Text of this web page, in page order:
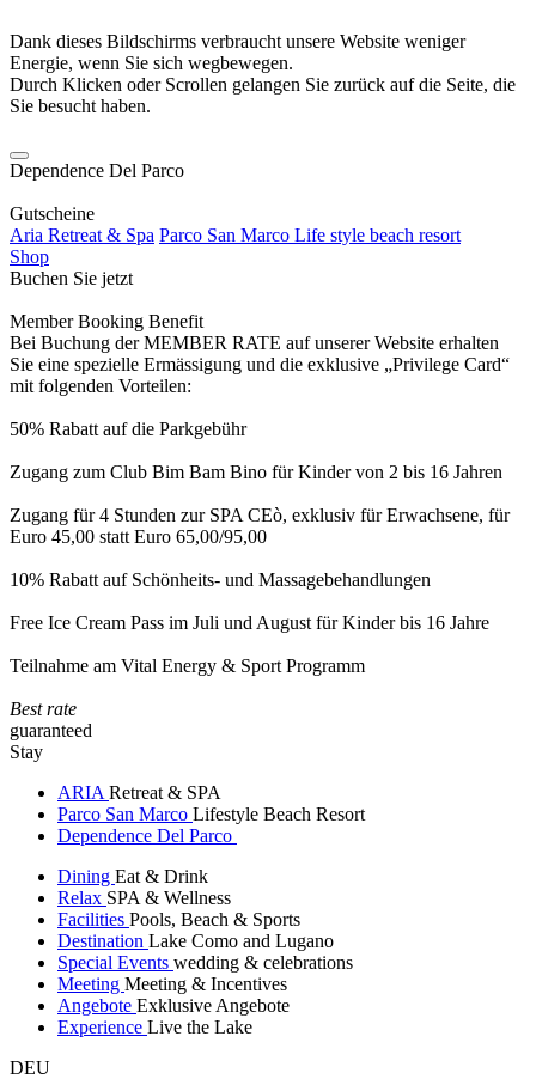
Dank dieses Bildschirms verbraucht unsere Website weniger
Energie, wenn Sie sich wegbewegen.
Durch Klicken oder Scrollen gelangen Sie zurück auf die Seite, die
Sie besucht haben.
Dependence Del Parco
Gutscheine
Aria Retreat & Spa Parco San Marco Life style beach resort
Shop
Buchen Sie jetzt
Member Booking Benefit
Bei Buchung der MEMBER RATE auf unserer Website erhalten
Sie eine spezielle Ermässigung und die exklusive „Privilege Card“
mit folgenden Vorteilen:
50% Rabatt auf die Parkgebühr
Zugang zum Club Bim Bam Bino für Kinder von 2 bis 16 Jahren
Zugang für 4 Stunden zur SPA CEò, exklusiv für Erwachsene, für
Euro 45,00 statt Euro 65,00/95,00
10% Rabatt auf Schönheits- und Massagebehandlungen
Free Ice Cream Pass im Juli und August für Kinder bis 16 Jahre
Teilnahme am Vital Energy & Sport Programm
Best rate
guaranteed
Stay
ARIA Retreat & SPA
Parco San Marco Lifestyle Beach Resort
Dependence Del Parco
Dining Eat & Drink
Relax SPA & Wellness
Facilities Pools, Beach & Sports
Destination Lake Como and Lugano
Special Events wedding & celebrations
Meeting Meeting & Incentives
Angebote Exklusive Angebote
Experience Live the Lake
DEU